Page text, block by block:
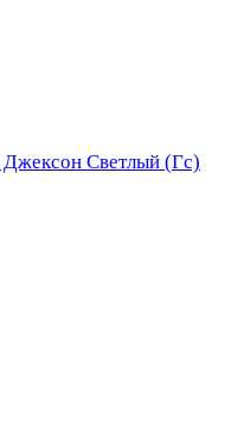
Джексон Светлый (Гс)